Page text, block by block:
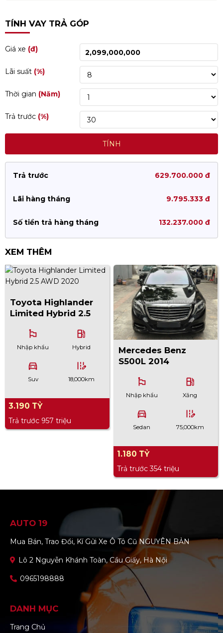
TÍNH VAY TRẢ GÓP
Giá xe (đ)
Lãi suất (%)
Thời gian (Năm)
Trả trước (%)
TÍNH
Trả trước 629.700.000 đ
Lãi hàng tháng 9.795.333 đ
Số tiền trả hàng tháng 132.237.000 đ
XEM THÊM
Toyota Highlander
Limited Hybrid 2.5
emoji_flags
Nhập khẩu
local_gas_station
Hybrid
directions_car
Suv
edit_road
18,000km
3.190 TỶ
Trả trước 957 triệu
Mercedes Benz
S500L 2014
emoji_flags
Nhập khẩu
local_gas_station
Xăng
directions_car
Sedan
edit_road
75,000km
1.180 TỶ
Trả trước 354 triệu
AUTO 19
Mua Bán, Trao Đổi, Kí Gửi Xe Ô Tô Cũ NGUYÊN BẢN
Lô 2 Nguyễn Khánh Toàn, Cầu Giấy, Hà Nội
0965198888
DANH MỤC
Trang Chủ